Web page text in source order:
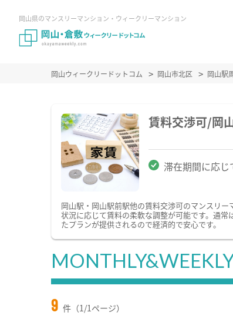
岡山県のマンスリーマンション・ウィークリーマンション
岡山ウィークリードットコム 岡山市北区 岡山駅
賃料交渉可/岡
滞在期間に応
岡山駅・岡山駅前駅他の賃料交渉可のマンスリ
状況に応じて賃料の柔軟な調整が可能です。通
たプランが提供されるので経済的で安心です。
9 件（1/1ページ）